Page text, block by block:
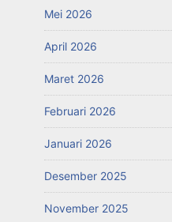
Mei 2026
April 2026
Maret 2026
Februari 2026
Januari 2026
Desember 2025
November 2025